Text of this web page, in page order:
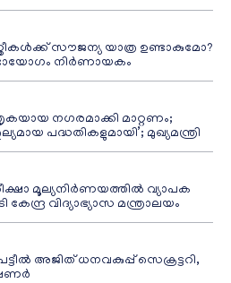
സൗജന്യ യാത്ര ഉണ്ടാകുമോ?
നിർണായകം
നഗരമാക്കി മാറ്റണം;
പദ്ധതികളുമായി’; മുഖ്യമന്ത്രി
മൂല്യനിർണയത്തിൽ വ്യാപക
വിദ്യാഭ്യാസ മന്ത്രാലയം
അജിത് ധനവകുപ്പ് സെക്രട്ടറി,